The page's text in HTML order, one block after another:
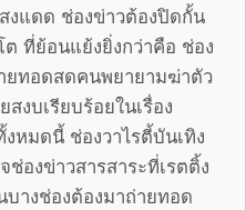
งแดด ช่องข่าวต้องปิดกั้น
ต ที่ย้อนแย้งยิ่งกว่าคือ ช่อง
ทอดสดคนพยายามฆ่าตัว
งบเรียบร้อยในเรื่อง
หมดนี้ ช่องวาไรตี้บันเทิง
องข่าวสารสาระที่เรตติ้ง
างช่องต้องมาถ่ายทอด